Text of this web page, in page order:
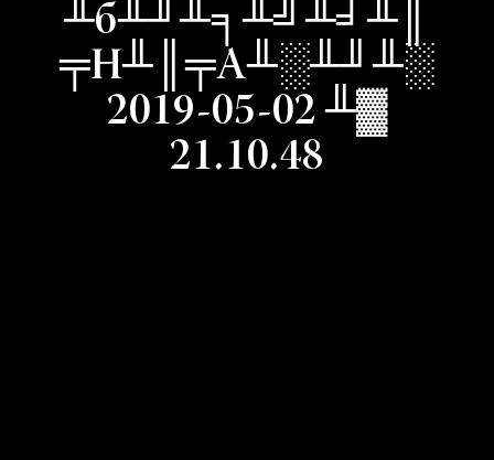
╨б╨╜╨╕╨╝╨╛╨║
╤Н╨║╤А╨░╨╜╨░
2019-05-02 ╨▓
21.10.48